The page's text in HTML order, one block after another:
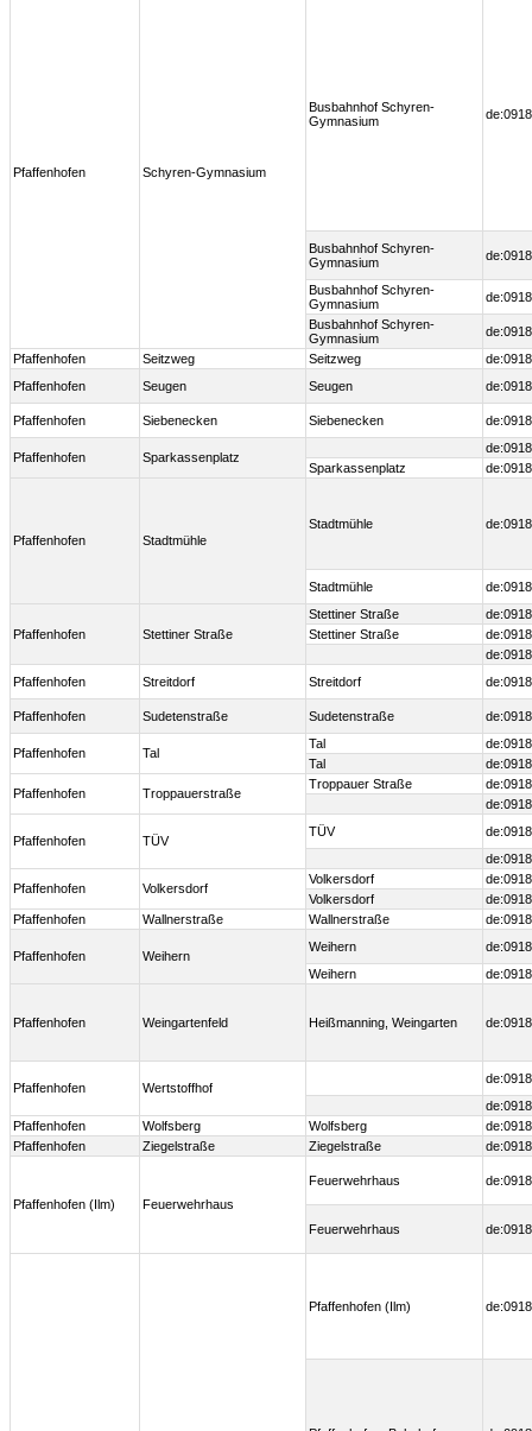
Pfaffenhofen Schyren-Gymnasium
Busbahnhof Schyren-
Gymnasium
Busbahnhof Schyren-
Gymnasium
Busbahnhof Schyren-
Gymnasium
Busbahnhof Schyren-
Gymnasium
Pfaffenhofen
Seitzweg Seitzweg
Pfaffenhofen
Seugen Seugen
Pfaffenhofen Siebenecken Siebenecken
Pfaffenhofen Sparkassenplatz
Sparkassenplatz
Pfaffenhofen Stadtmühle
Stadtmühle
Stadtmühle
Pfaffenhofen Stettiner Straße
Stettiner Straße
Stettiner Straße
Pfaffenhofen
Streitdorf Streitdorf
Pfaffenhofen Sudetenstraße Sudetenstraße
Pfaffenhofen Tal
Tal
Tal
Pfaffenhofen Troppauerstraße
Troppauer Straße
Pfaffenhofen TÜV
TÜV
Pfaffenhofen Volkersdorf
Volkersdorf
Volkersdorf
Pfaffenhofen
Wallnerstraße Wallnerstraße
Pfaffenhofen Weihern
Weihern
Weihern
Pfaffenhofen Weingartenfeld Heißmanning, Weingarten
Pfaffenhofen Wertstoffhof
Pfaffenhofen
Wolfsberg Wolfsberg
Pfaffenhofen
Ziegelstraße Ziegelstraße
Pfaffenhofen (Ilm) Feuerwehrhaus
Feuerwehrhaus
Feuerwehrhaus
Pfaffenhofen (Ilm)